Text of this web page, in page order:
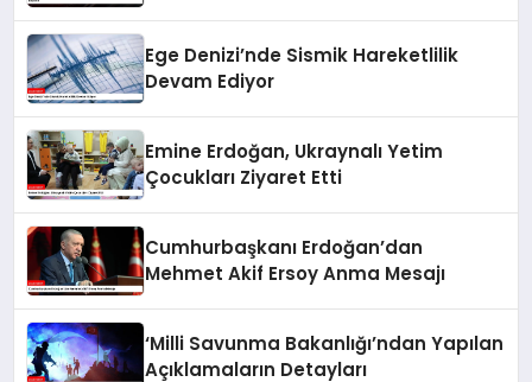
Ege Denizi’nde Sismik Hareketlilik
Devam Ediyor
Emine Erdoğan, Ukraynalı Yetim
Çocukları Ziyaret Etti
Cumhurbaşkanı Erdoğan’dan
Mehmet Akif Ersoy Anma Mesajı
‘Milli Savunma Bakanlığı’ndan Yapılan
Açıklamaların Detayları